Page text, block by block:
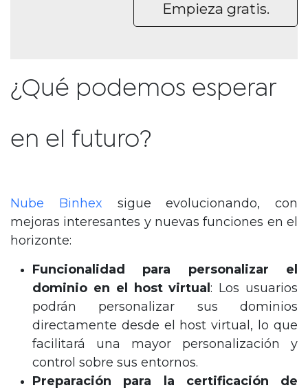
Empieza gratis.
¿Qué podemos esperar
en el futuro?
Nube Binhex sigue evolucionando, con
mejoras interesantes y nuevas funciones en el
horizonte:
Funcionalidad para personalizar el
dominio en el host virtual: Los usuarios
podrán personalizar sus dominios
directamente desde el host virtual, lo que
facilitará una mayor personalización y
control sobre sus entornos.
Preparación para la certificación de